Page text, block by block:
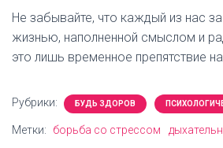
Не забывайте, что каждый из нас
жизнью, наполненной смыслом и
это лишь временное препятствие
Рубрики: БУДЬ ЗДОРОВ
Метки: борьба со стрессом